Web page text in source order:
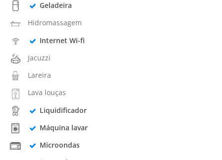
Geladeira
Hidromassagem
Internet Wi-fi
Jacuzzi
Lareira
Lava louças
Liquidificador
Máquina lavar
Microondas